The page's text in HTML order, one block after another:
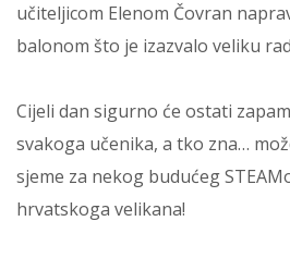
učiteljicom Elenom Čovran
balonom što je izazvalo veliku
Cijeli dan sigurno će ostati
svakoga učenika, a tko zna…
sjeme za nekog budućeg
hrvatskoga velikana!